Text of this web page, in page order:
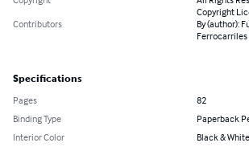
Copyright
Contributors
By (author):
Ferrocarriles
Specifications
Pages
82
Binding Type
Paperback
Interior Color
Black & White